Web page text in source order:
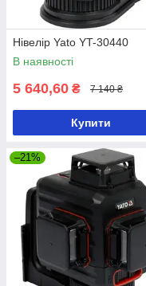
Нівелір Yato YT-30440
В наявності
5 640,60 ₴ 7 140 ₴
Купити
–21%